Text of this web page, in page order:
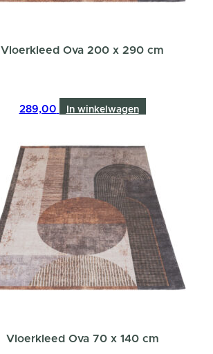
Vloerkleed Ova 200 x 290 cm
289,00 In winkelwagen
Vloerkleed Ova 70 x 140 cm